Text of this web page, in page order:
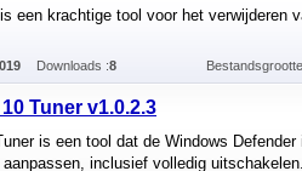
een krachtige tool voor het verwijderen
Downloads :8
Tuner v1.0.2.3
is een tool dat de Windows Defender
inclusief volledig